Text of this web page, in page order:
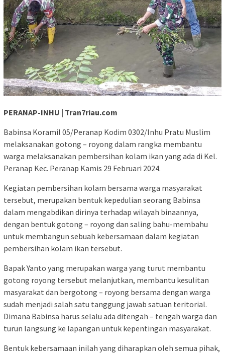
PERANAP-INHU | Tran7riau.com
Babinsa Koramil 05/Peranap Kodim 0302/Inhu Pratu Muslim
melaksanakan gotong – royong dalam rangka membantu
warga melaksanakan pembersihan kolam ikan yang ada di Kel.
Peranap Kec. Peranap Kamis 29 Februari 2024.
Kegiatan pembersihan kolam bersama warga masyarakat
tersebut, merupakan bentuk kepedulian seorang Babinsa
dalam mengabdikan dirinya terhadap wilayah binaannya,
dengan bentuk gotong – royong dan saling bahu-membahu
untuk membangun sebuah kebersamaan dalam kegiatan
pembersihan kolam ikan tersebut.
Bapak Yanto yang merupakan warga yang turut membantu
gotong royong tersebut melanjutkan, membantu kesulitan
masyarakat dan bergotong – royong bersama dengan warga
sudah menjadi salah satu tanggung jawab satuan teritorial.
Dimana Babinsa harus selalu ada ditengah – tengah warga dan
turun langsung ke lapangan untuk kepentingan masyarakat.
Bentuk kebersamaan inilah yang diharapkan oleh semua pihak,